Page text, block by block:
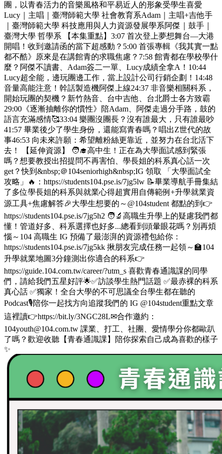
團，以青春活力的音樂風格和平易近人的形象受學生喜愛
Lucy｜主唱｜臺灣師範大學 社會教育系Adam｜主唱+吉他手
｜臺灣師範大學 科技應用與人力資源發展學系阿傑｜鼓手｜
臺灣大學 哲學系 【本集重點】3:07 首次登上夢想舞台—大港
開唱！收到邀請函的當下超感動？5:00 首張專輯《我其實一點
都不酷》原來是在講館青的求職焦慮？7:58 館青都在學校學什
麼？阿傑不讀書、Adam簽二一單、Lucy成績全拿A！10:44
Lucy超全能，邊玩團邊工作，當上設計公司行銷企劃！14:48
音量高能注意！幹話製造機阿傑上線24:37 非音樂相關科系，
開始玩團的契機？新竹熱音、台中吉他、台北爵士各方致霸
29:00《逐漸抽離你的慣性》陪Adam、阿傑走過分手路，鼓的
語言充滿感情🥰33:04 樂團沒團長？沒有誰最大，只有誰最吵
41:57 畢業後少了學生身份，還能寫青春嗎？唱出Z世代的故
事46:53 向未來許願：希望離粉絲更靠近，並努力在台北活下
去！ 【延伸資源】 🧑‍🎓高中生！正在為大學面試感到緊張
嗎？想要教授出招提問不再害怕、學長姐的科系真心話一次
get？快到&nbsp;＠104seniorhigh&nbsp;IG 領取 「大學面試全
攻略」🔥：https://students104.pse.is/7jg5lw 📝畢業導航手冊集結
了多位學長姐的科系與就業心得超實用自傳範例+升學就業資
源工具+焦慮解答🎉大學生想要的～@104student 都點的到👉
https://students104.pse.is/7jg5h2 🧑‍🔬高職生升學上的疑慮我們都
懂！管道好多、科系選擇也好多...總看到頭暈眼花嗎？別再煩
惱～104 高職生 IG 預備了最澎湃的資源禮包給你：
https://students104.pse.is/7jg5kk 揪朋友完成任務一起領～🏫104
升學就業地圖3分鐘測出你適合的科系👉
https://guide.104.com.tw/career/?utm_s 喜歡青春通識課的同學
們，請給我們五星好評🌟✅訪談學生熱門話題 ✅最赤裸的科系
真心話 ✅獨家！全台大學的不可思議全台學生都在聽的
Podcast🎙️陪你一起找方向追蹤我們的 IG @104student重點文章
這裡讀👉https://bit.ly/3NGC28L✉合作邀約：
104youth@104.com.tw 課業、打工、社團、愛情學分你都歐趴
了嗎？歡迎收聽【青春通識課】陪你探索自己成為喜歡的樣子
✨